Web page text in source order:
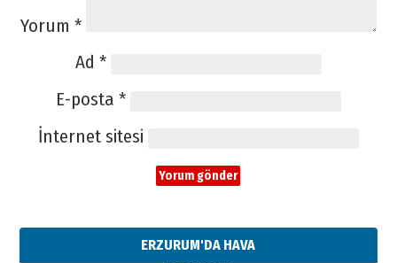
Yorum *
Ad *
E-posta *
İnternet sitesi
ERZURUM'DA HAVA